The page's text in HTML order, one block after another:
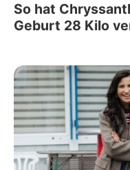
So hat
Geburt 28 Kilo